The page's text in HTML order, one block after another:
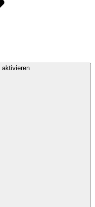
aktivieren